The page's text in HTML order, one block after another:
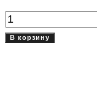
Количество
товара
В корзину